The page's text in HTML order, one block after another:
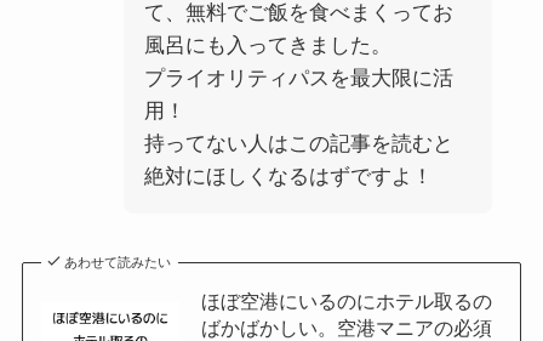
て、無料でご飯を食べまくってお
風呂にも入ってきました。
プライオリティパスを最大限に活
用！
持ってない人はこの記事を読むと
絶対にほしくなるはずですよ！
あわせて読みたい
ほぼ空港にいるのにホテル取るの
ばかばかしい。空港マニアの必須